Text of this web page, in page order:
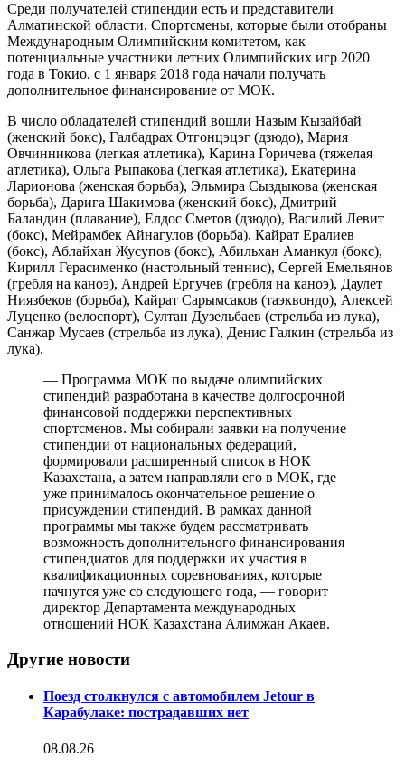
Среди получателей стипендии есть и представители
Алматинской области. Спортсмены, которые были отобраны
Международным Олимпийским комитетом, как
потенциальные участники летних Олимпийских игр 2020
года в Токио, с 1 января 2018 года начали получать
дополнительное финансирование от МОК.
В число обладателей стипендий вошли Назым Кызайбай
(женский бокс), Галбадрах Отгонцэцэг (дзюдо), Мария
Овчинникова (легкая атлетика), Карина Горичева (тяжелая
атлетика), Ольга Рыпакова (легкая атлетика), Екатерина
Ларионова (женская борьба), Эльмира Сыздыкова (женская
борьба), Дарига Шакимова (женский бокс), Дмитрий
Баландин (плавание), Елдос Сметов (дзюдо), Василий Левит
(бокс), Мейрамбек Айнагулов (борьба), Кайрат Ералиев
(бокс), Аблайхан Жусупов (бокс), Абильхан Аманкул (бокс),
Кирилл Герасименко (настольный теннис), Сергей Емельянов
(гребля на каноэ), Андрей Ергучев (гребля на каноэ), Даулет
Ниязбеков (борьба), Кайрат Сарымсаков (таэквондо), Алексей
Луценко (велоспорт), Султан Дузельбаев (стрельба из лука),
Санжар Мусаев (стрельба из лука), Денис Галкин (стрельба из
лука).
— Программа МОК по выдаче олимпийских
стипендий разработана в качестве долгосрочной
финансовой поддержки перспективных
спортсменов. Мы собирали заявки на получение
стипендии от национальных федераций,
формировали расширенный список в НОК
Казахстана, а затем направляли его в МОК, где
уже принималось окончательное решение о
присуждении стипендий. В рамках данной
программы мы также будем рассматривать
возможность дополнительного финансирования
стипендиатов для поддержки их участия в
квалификационных соревнованиях, которые
начнутся уже со следующего года, — говорит
директор Департамента международных
отношений НОК Казахстана Алимжан Акаев.
Другие новости
Поезд столкнулся с автомобилем Jetour в
Карабулаке: пострадавших нет
08.08.26